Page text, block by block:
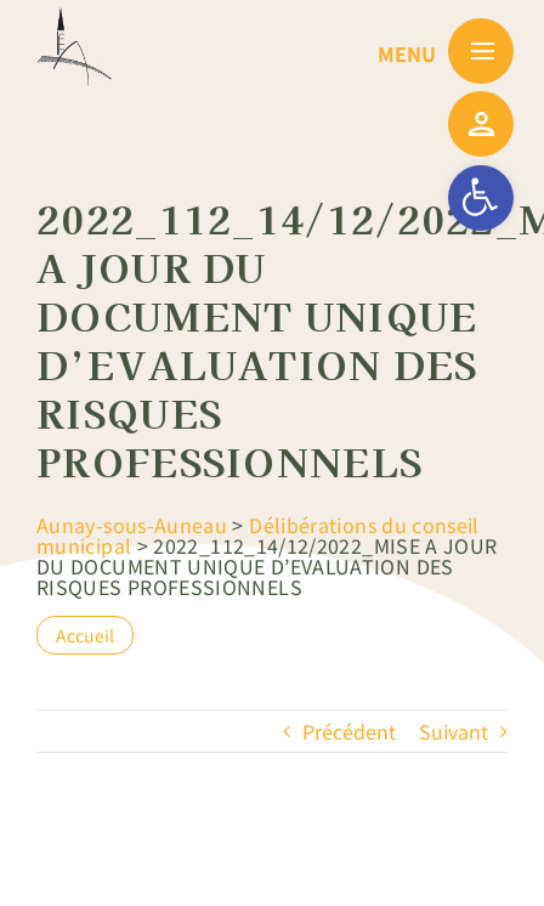
Ouvrir la
2022_112_14/12/
A JOUR DU
DOCUMENT UNIQUE
D’EVALUATION DES
RISQUES
PROFESSIONNELS
Aunay-sous-Auneau > Délibérations du conseil
municipal>2022_112_14/12/2022_MISE A JOUR
DU DOCUMENT UNIQUE D’EVALUATION DES
RISQUES PROFESSIONNELS
Accueil
Précédent Suivant